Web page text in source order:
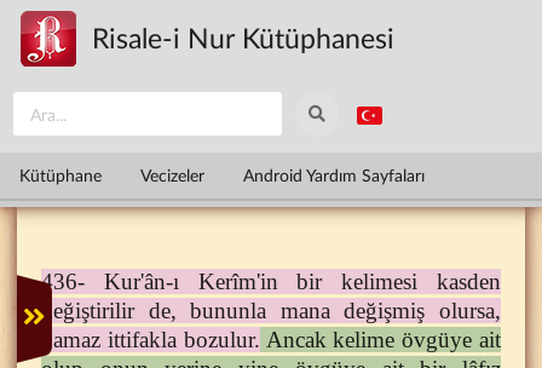
Ana içeriğe atla
Risale-i Nur Kütüphanesi
Kütüphane Vecizeler Android Yardım Sayfaları
436- Kur'ân-ı Kerîm'in bir kelimesi kasden
değiştirilir de, bununla mana değişmiş olursa,
namaz ittifakla bozulur. Ancak kelime övgüye ait